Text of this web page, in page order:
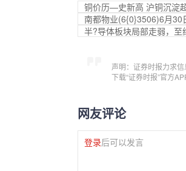
铜价历—史新高 沪铜沉淀
南都物业(6{0}3506)6月30
半?导体板块局部走弱，至
声明：证券时报力求
下载“证券时报”官方
网友评论
登录后可以发言